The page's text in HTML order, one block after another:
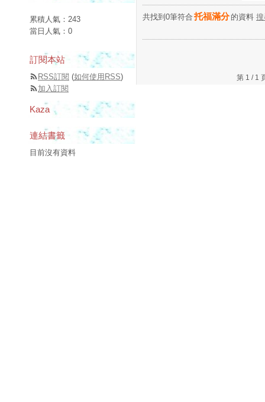
共找到0筆符合 托福滿分 的資料
第 1 /
累積人氣： 243
當日人氣： 0
訂閱本站
RSS訂閱 (如何使用RSS)
加入訂閱
Kaza
連結書籤
目前沒有資料